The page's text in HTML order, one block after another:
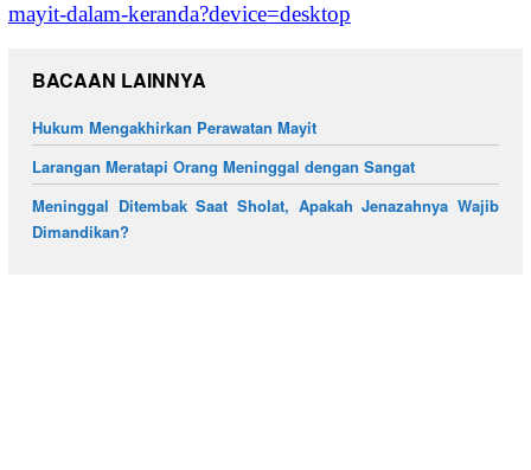
mayit-dalam-keranda?device=desktop
BACAAN LAINNYA
Hukum Mengakhirkan Perawatan Mayit
Larangan Meratapi Orang Meninggal dengan Sangat
Meninggal Ditembak Saat Sholat, Apakah Jenazahnya Wajib
Dimandikan?